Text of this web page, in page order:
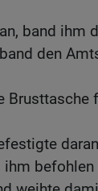
band ihm
den
Brusttasche
ihm befohlen